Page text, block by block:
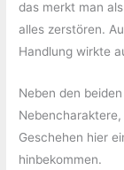
das merkt man
alles zerstören.
Handlung wirkte
Neben den
Geschehen hier
hinbekommen.